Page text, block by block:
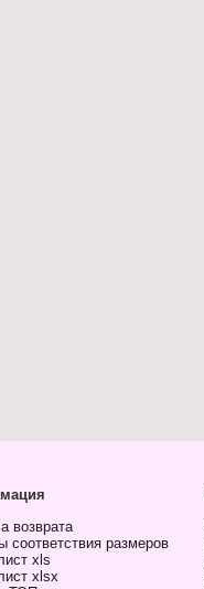
возврата
соответствия размеров
xls
xlsx